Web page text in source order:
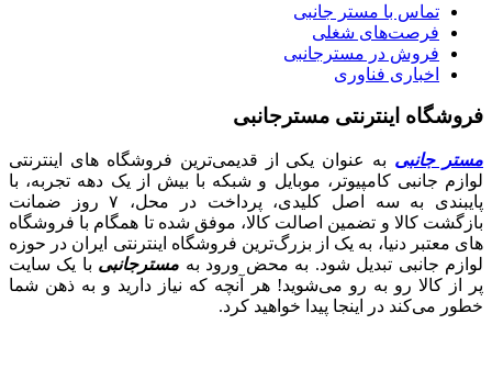
تماس با مستر جانبی
فرصت‌های شغلی
فروش در مسترجانبی
اخباری فناوری
فروشگاه اینترنتی مسترجانبی
مستر جانبی به عنوان یکی از قدیمی‌ترین فروشگاه های اینترنتی
لوازم جانبی کامپیوتر، موبایل و شبکه با بیش از یک دهه تجربه، با
پایبندی به سه اصل کلیدی، پرداخت در محل، ۷ روز ضمانت
بازگشت کالا و تضمین اصالت کالا، موفق شده تا همگام با فروشگاه‌
های معتبر دنیا، به یک از بزرگ‌ترین فروشگاه اینترنتی ایران در حوزه
لوازم جانبی تبدیل شود. به محض ورود به مسترجانبی با یک سایت
پر از کالا رو به رو می‌شوید! هر آنچه که نیاز دارید و به ذهن شما
خطور می‌کند در اینجا پیدا خواهید کرد.